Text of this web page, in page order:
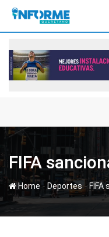
Skip
content
FIFA
Home- Deportes-